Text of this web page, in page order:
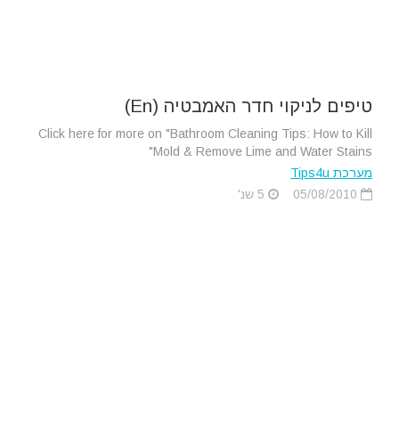
טיפים לניקוי חדר האמבטיה (En)
Click here for more on "Bathroom Cleaning Tips: How to Kill
Mold & Remove Lime and Water Stains"
מערכת Tips4u